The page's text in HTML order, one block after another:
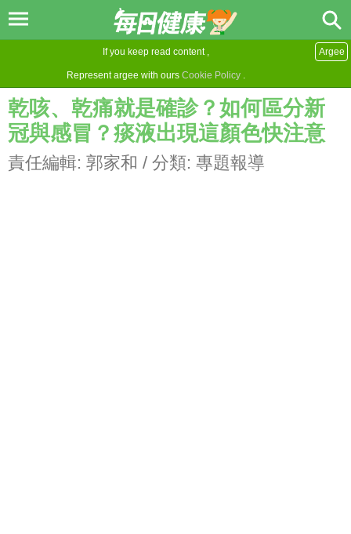
If you keep read content ,
Represent argee with ours Cookie Policy .
Argee
乾咳、乾痛就是確診？如何區分新
冠與感冒？痰液出現這顏色快注意
責任編輯: 郭家和 / 分類: 專題報導